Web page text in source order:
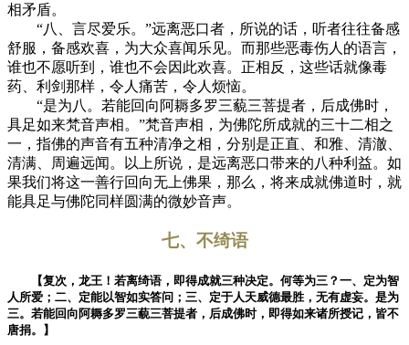
相矛盾。
“八、言尽爱乐。”远离恶口者，所说的话，听者往往备感
舒服，备感欢喜，为大众喜闻乐见。而那些恶毒伤人的语言，
谁也不愿听到，谁也不会因此欢喜。正相反，这些话就像毒
药、利剑那样，令人痛苦，令人烦恼。
“是为八。若能回向阿耨多罗三藐三菩提者，后成佛时，
具足如来梵音声相。”梵音声相，为佛陀所成就的三十二相之
一，指佛的声音有五种清净之相，分别是正直、和雅、清澈、
清满、周遍远闻。以上所说，是远离恶口带来的八种利益。如
果我们将这一善行回向无上佛果，那么，将来成就佛道时，就
能具足与佛陀同样圆满的微妙音声。
七、不绮语
【复次，龙王！若离绮语，即得成就三种决定。何等为三？一、定为智
人所爱；二、定能以智如实答问；三、定于人天威德最胜，无有虚妄。是为
三。若能回向阿耨多罗三藐三菩提者，后成佛时，即得如来诸所授记，皆不
唐捐。】